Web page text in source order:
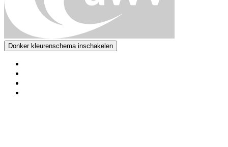
Donker kleurenschema inschakelen